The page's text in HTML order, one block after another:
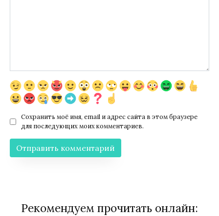
Сохранить моё имя, email и адрес сайта в этом браузере
для последующих моих комментариев.
Рекомендуем прочитать онлайн: